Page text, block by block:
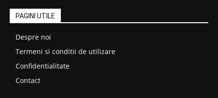
PAGINI UTILE
Despre noi
Termeni si conditii de utilizare
Confidentialitate
Contact